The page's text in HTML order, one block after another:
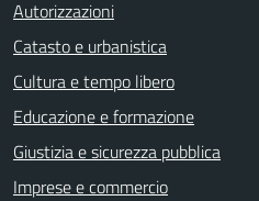
Autorizzazioni
Catasto e urbanistica
Cultura e tempo libero
Educazione e formazione
Giustizia e sicurezza pubblica
Imprese e commercio